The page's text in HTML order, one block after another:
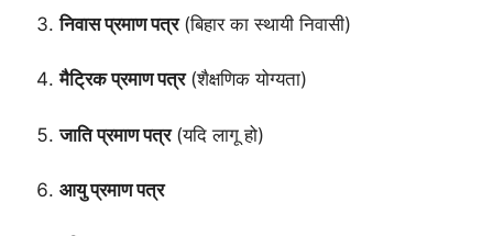
निवास प्रमाण पत्र(बिहार का स्थायी निवासी)
मैट्रिक प्रमाण पत्र(शैक्षणिक योग्यता)
जाति प्रमाण पत्र(यदि लागू हो)
आयु प्रमाण पत्र